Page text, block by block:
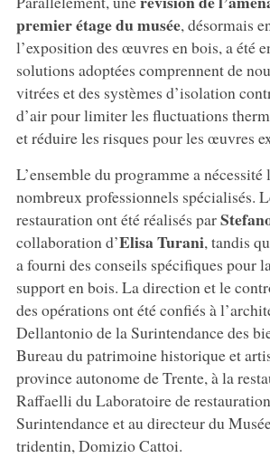
premier étage du musée, désormais
l’exposition des œuvres en bois, a été
solutions adoptées comprennent de
vitrées et des systèmes d’isolation
d’air pour limiter les fluctuations
et réduire les risques pour les œuvres
L’ensemble du programme a
nombreux professionnels spécialisés.
restauration ont été réalisés par
collaboration d’Elisa Turani, tandis
a fourni des conseils spécifiques pour
support en bois. La direction et le
des opérations ont été confiés à
Dellantonio de la Surintendance des
Bureau du patrimoine historique et
province autonome de Trente, à la
Raffaelli du Laboratoire de
Surintendance et au directeur du
tridentin, Domizio Cattoi.